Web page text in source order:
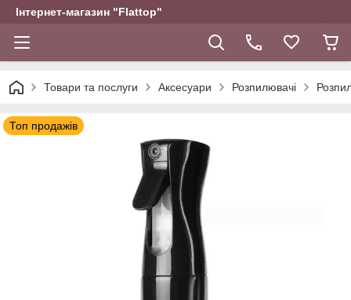
Інтернет-магазин "Flattop"
Товари та послуги Аксесуари Розпилювачі
Топ продажів